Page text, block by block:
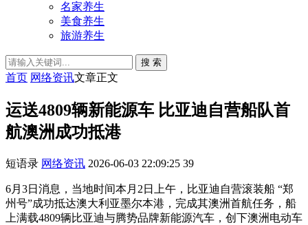
名家养生
美食养生
旅游养生
搜 索
首页 网络资讯文章正文
运送4809辆新能源车 比亚迪自营船队首
航澳洲成功抵港
短语录 网络资讯 2026-06-03 22:09:25 39
6月3日消息，当地时间本月2日上午，比亚迪自营滚装船 “郑
州号”成功抵达澳大利亚墨尔本港，完成其澳洲首航任务，船
上满载4809辆比亚迪与腾势品牌新能源汽车，创下澳洲电动车